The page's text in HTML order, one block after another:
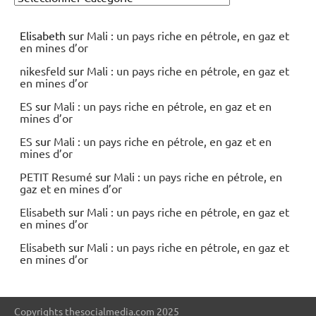
Elisabeth sur Mali : un pays riche en pétrole, en gaz et
en mines d’or
nikesfeld sur Mali : un pays riche en pétrole, en gaz et
en mines d’or
ES sur Mali : un pays riche en pétrole, en gaz et en
mines d’or
ES sur Mali : un pays riche en pétrole, en gaz et en
mines d’or
PETIT Resumé sur Mali : un pays riche en pétrole, en
gaz et en mines d’or
Elisabeth sur Mali : un pays riche en pétrole, en gaz et
en mines d’or
Elisabeth sur Mali : un pays riche en pétrole, en gaz et
en mines d’or
Copyrights thesocialmedia.com 2025